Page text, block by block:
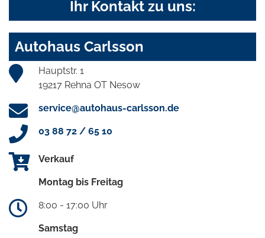
Ihr Kontakt zu uns:
Autohaus Carlsson
Hauptstr. 1
19217 Rehna OT Nesow
service@autohaus-carlsson.de
03 88 72 / 65 10
Verkauf
Montag bis Freitag
8:00 - 17:00 Uhr
Samstag